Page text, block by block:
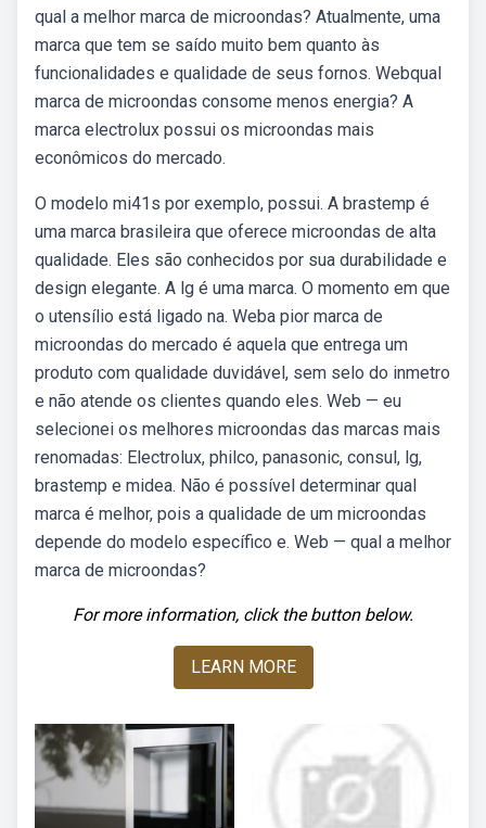
qual a melhor marca de microondas? Atualmente, uma
marca que tem se saído muito bem quanto às
funcionalidades e qualidade de seus fornos. Webqual
marca de microondas consome menos energia? A
marca electrolux possui os microondas mais
econômicos do mercado.
O modelo mi41s por exemplo, possui. A brastemp é
uma marca brasileira que oferece microondas de alta
qualidade. Eles são conhecidos por sua durabilidade e
design elegante. A lg é uma marca. O momento em que
o utensílio está ligado na. Weba pior marca de
microondas do mercado é aquela que entrega um
produto com qualidade duvidável, sem selo do inmetro
e não atende os clientes quando eles. Web — eu
selecionei os melhores microondas das marcas mais
renomadas: Electrolux, philco, panasonic, consul, lg,
brastemp e midea. Não é possível determinar qual
marca é melhor, pois a qualidade de um microondas
depende do modelo específico e. Web — qual a melhor
marca de microondas?
For more information, click the button below.
LEARN MORE